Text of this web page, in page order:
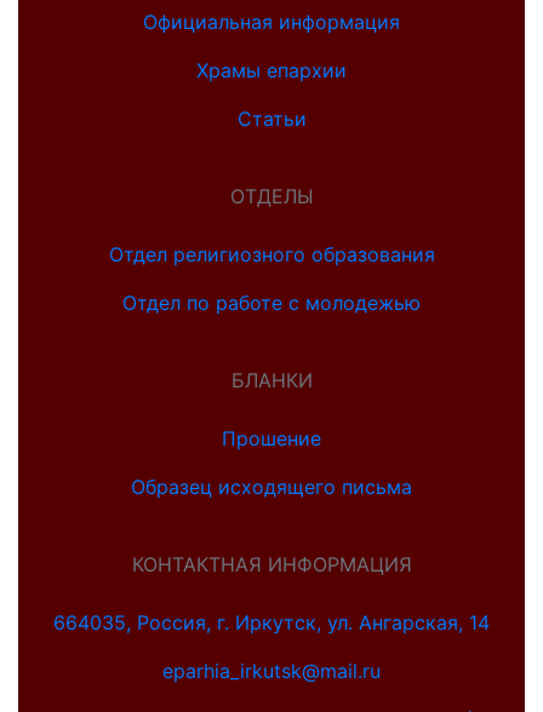
Официальная информация
Храмы епархии
Статьи
ОТДЕЛЫ
Отдел религиозного образования
Отдел по работе с молодежью
БЛАНКИ
Прошение
Образец исходящего письма
КОНТАКТНАЯ ИНФОРМАЦИЯ
664035, Россия, г. Иркутск, ул. Ангарская, 14
eparhia_irkutsk@mail.ru